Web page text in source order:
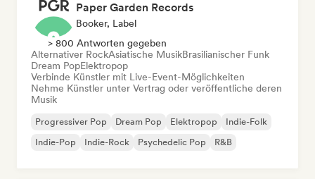
Paper Garden Records
Booker, Label
> 800 Antworten gegeben
Alternativer RockAsiatische MusikBrasilianischer Funk
Dream PopElektropop
Verbinde Künstler mit Live-Event-Möglichkeiten
Nehme Künstler unter Vertrag oder veröffentliche deren
Musik
Progressiver Pop Dream Pop Elektropop
Indie-Folk
Indie-Pop
Indie-Rock Psychedelic Pop R&B